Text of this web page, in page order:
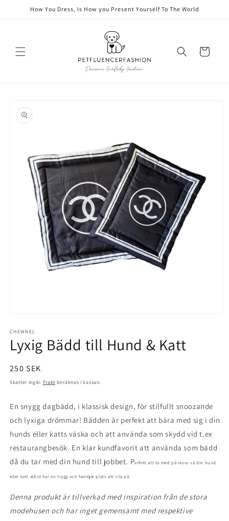
vidareHow You Dress, Is How you Present Yourself To The World
Varukorg
vidare till
1
i
modalfönster
CHEWNEL
Lyxig Bädd till Hund & Katt
Ordinarie
pris
250 SEK
Skatter ingår. Frakt beräknas i kassan.
En snygg dagbädd, i klassisk design, för stilfullt snoozande
och lyxiga drömmar! Bädden är perfekt att bära med sig i din
hunds eller katts väska och att använda som skydd vid t.ex
restaurangbesök. En klar kundfavorit att använda som bädd
då du tar med din hund till jobbet. Perfekt att ta med på resor så din hund
eller katt alltid har en trygg och familjär plats att vila på.
Denna produkt är tillverkad med inspiration från de stora
modehusen och har inget gemensamt med respektive